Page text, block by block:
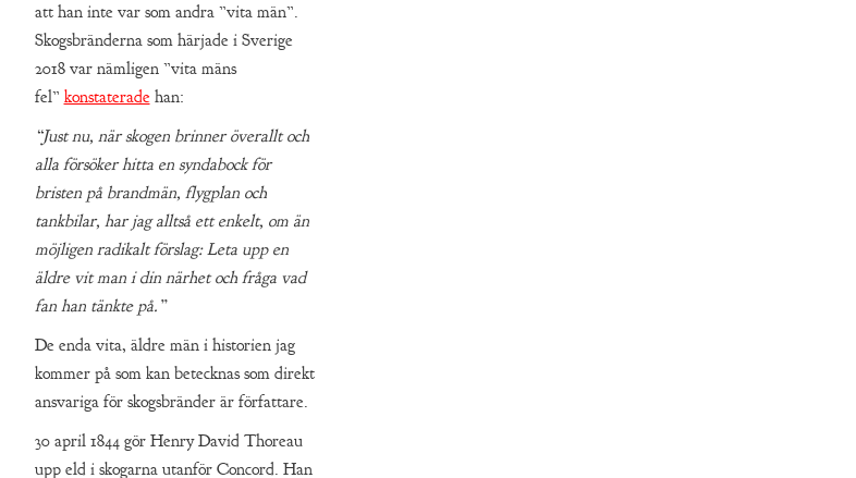
att han inte var som andra ”vita män”.
Skogsbränderna som härjade i Sverige
2018 var nämligen ”vita mäns
fel” konstateradehan:
“Just nu, när skogen brinner överallt och
alla försöker hitta en syndabock för
bristen på brandmän, flygplan och
tankbilar, har jag alltså ett enkelt, om än
möjligen radikalt förslag: Leta upp en
äldre vit man i din närhet och fråga vad
fan han tänkte på.”
De enda vita, äldre män i historien jag
kommer på som kan betecknas som direkt
ansvariga för skogsbränder är författare.
30 april 1844 gör Henry David Thoreau
upp eld i skogarna utanför Concord. Han